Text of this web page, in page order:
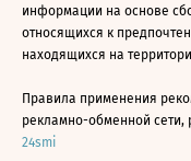
информации на основе
относящихся к
находящихся на
Правила применения
рекламно-обменной
24smi